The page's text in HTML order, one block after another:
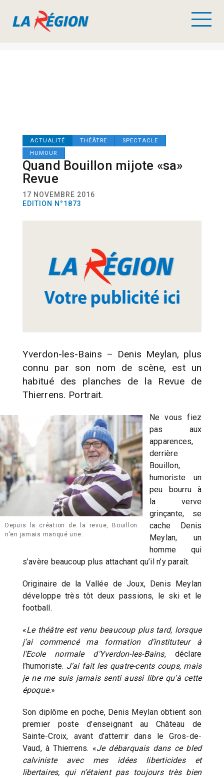
ACTUALITÉ THÉÂTRE
SPECTACLE
HUMOUR
Quand Bouillon mijote «sa»
Revue
17 NOVEMBRE 2016
EDITION N°1873
Yverdon-les-Bains – Denis Meylan, plus
connu par son nom de scène, est un
habitué des planches de la Revue de
Thierrens. Portrait.
Depuis la création de la revue, Bouillon
n’en jamais manqué une.
Ne vous fiez
pas aux
apparences,
derrière
Bouillon,
humoriste un
peu bourru à
la verve
grinçante, se
cache Denis
Meylan, un
homme qui
s’avère beaucoup plus attachant qu’il n’y paraît.
Originaire de la Vallée de Joux, Denis Meylan
développe très tôt deux passions, le ski et le
football.
«Le théâtre est venu beaucoup plus tard, lorsque
j’ai commencé ma formation d’instituteur à
l’Ecole normale d’Yverdon-les-Bains, déclare
l’humoriste. J’ai fait les quatre-cents coups, mais
je ne me suis jamais senti aussi libre qu’à cette
époque.»
Son diplôme en poche, Denis Meylan obtient son
premier poste d’enseignant au Château de
Sainte-Croix, avant d’atterrir dans le Gros-de-
Vaud, à Thierrens. «Je débarquais dans ce bled
calviniste avec mes idées liberticides et
libertaires, qui n’étaient pas toujours très bien